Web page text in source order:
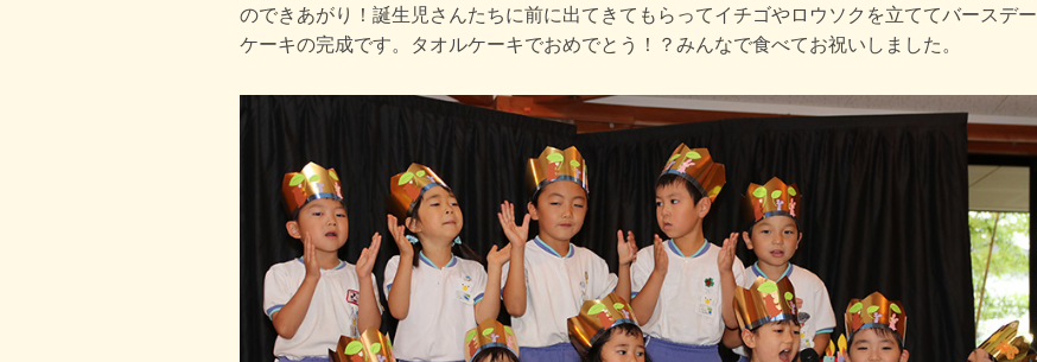
のできあがり！誕生児さんたちに前に出てきてもらってイチゴやロウソクを立ててバースデー
ケーキの完成です。タオルケーキでおめでとう！？みんなで食べてお祝いしました。